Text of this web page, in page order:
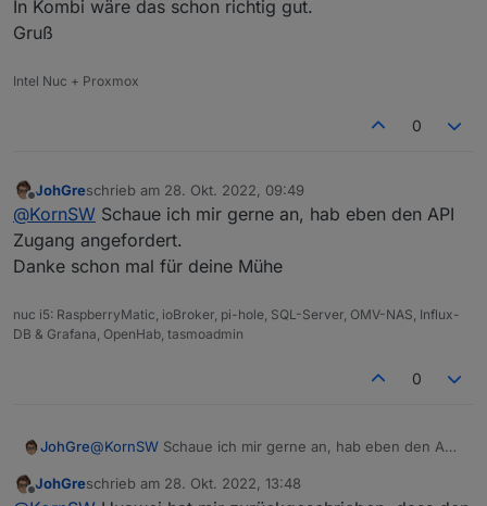
In Kombi wäre das schon richtig gut.
Gruß
Intel Nuc + Proxmox
0
Offline
JohGreschrieb am 28. Okt. 2022, 09:49
zuletzt editiert von
@KornSW Schaue ich mir gerne an, hab eben den API
Zugang angefordert.
Danke schon mal für deine Mühe
nuc i5: RaspberryMatic, ioBroker, pi-hole, SQL-Server, OMV-NAS, Influx-
DB & Grafana, OpenHab, tasmoadmin
0
JohGre@KornSW
Danke schon mal für deine Mühe
Offline
JohGreschrieb am 28. Okt. 2022, 13:48
zuletzt editiert von